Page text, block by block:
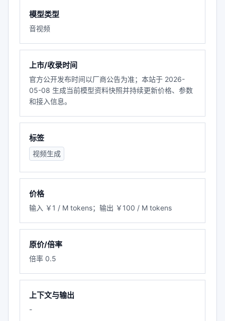
模型类型
音视频
上市/收录时间
官方公开发布时间以厂商公告为准；本站于 2026-
05-08 生成当前模型资料快照并持续更新价格、参数
和接入信息。
标签
视频生成
价格
输入 ￥1 / M tokens；输出 ￥100 / M tokens
原价/倍率
倍率 0.5
上下文与输出
-